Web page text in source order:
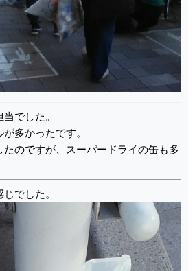
でした。
多かったです。
のですが、スーパードライの缶も多
でした。